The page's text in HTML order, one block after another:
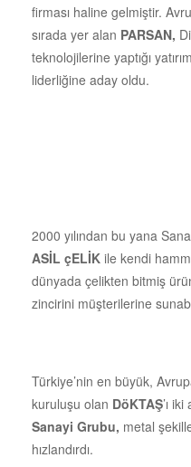
firması haline gelmiştir.
sırada yer alan PARSAN,
teknolojilerine yaptığı
liderliğine aday oldu.
2000 yılından bu yana
ASİL çELİK ile kendi
dünyada çelikten bitmiş
zincirini müşterilerine
Türkiye’nin en büyük,
kuruluşu olan DöKTAŞ’ı
Sanayi Grubu, metal
hızlandırdı.